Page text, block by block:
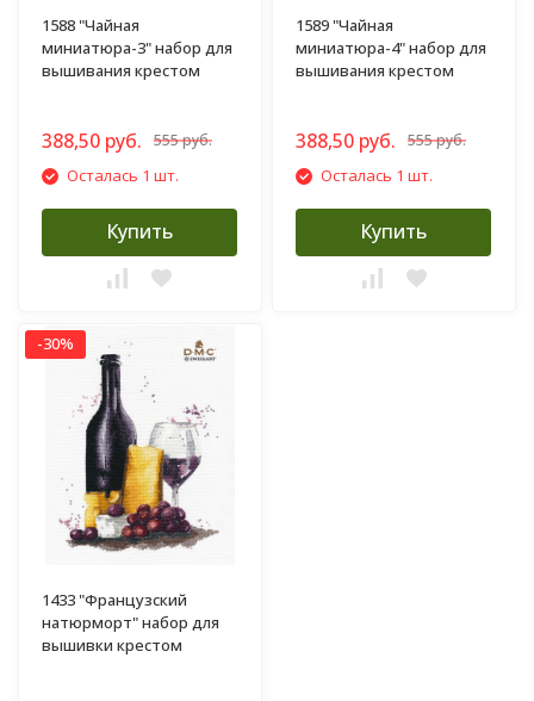
1588 "Чайная
миниатюра-3" набор для
вышивания крестом
388,50 руб. 555 руб.
Осталась 1 шт.
Купить
1589 "Чайная
миниатюра-4" набор для
вышивания крестом
388,50 руб. 555 руб.
Осталась 1 шт.
Купить
-30%
1433 "Французский
натюрморт" набор для
вышивки крестом